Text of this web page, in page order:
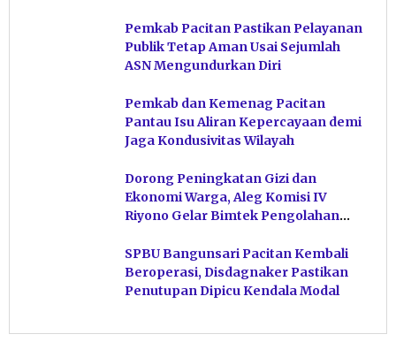
Pemkab Pacitan Pastikan Pelayanan
Publik Tetap Aman Usai Sejumlah
ASN Mengundurkan Diri
Pemkab dan Kemenag Pacitan
Pantau Isu Aliran Kepercayaan demi
Jaga Kondusivitas Wilayah
Dorong Peningkatan Gizi dan
Ekonomi Warga, Aleg Komisi IV
Riyono Gelar Bimtek Pengolahan
SPBU Bangunsari Pacitan Kembali
Beroperasi, Disdagnaker Pastikan
Penutupan Dipicu Kendala Modal